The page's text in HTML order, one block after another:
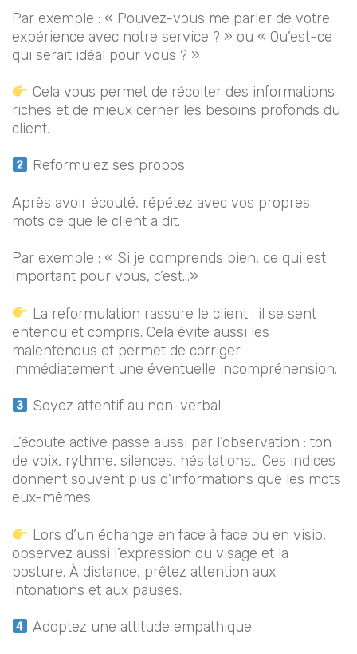
Par exemple : « Pouvez-vous me parler de votre
expérience avec notre service ? » ou « Qu’est-ce
qui serait idéal pour vous ? »
Cela vous permet de récolter des informations
riches et de mieux cerner les besoins profonds du
client.
Reformulez ses propos
Après avoir écouté, répétez avec vos propres
mots ce que le client a dit.
Par exemple : « Si je comprends bien, ce qui est
important pour vous, c’est…»
La reformulation rassure le client : il se sent
entendu et compris. Cela évite aussi les
malentendus et permet de corriger
immédiatement une éventuelle incompréhension.
Soyez attentif au non-verbal
L’écoute active passe aussi par l’observation : ton
de voix, rythme, silences, hésitations… Ces indices
donnent souvent plus d’informations que les mots
eux-mêmes.
Lors d’un échange en face à face ou en visio,
observez aussi l’expression du visage et la
posture. À distance, prêtez attention aux
intonations et aux pauses.
Adoptez une attitude empathique